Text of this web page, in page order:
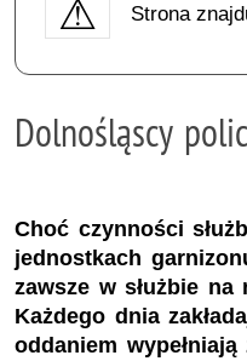
Strona
Dolnośląscy
Choć czynności
jednostkach
zawsze w służbie na
Każdego dnia
oddaniem wypełniają